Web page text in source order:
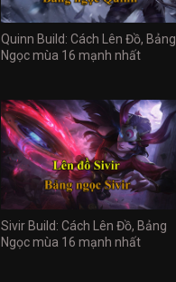
Quinn Build: Cách Lên Đồ, Bảng
Ngọc mùa 16 mạnh nhất
Sivir Build: Cách Lên Đồ, Bảng
Ngọc mùa 16 mạnh nhất